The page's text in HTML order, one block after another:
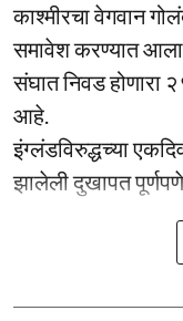
काश्मीरचा वेगवान
समावेश करण्यात आला
संघात निवड होणारा
आहे.
इंग्लंडविरुद्धच्या
झालेली दुखापत पूर्णपणे